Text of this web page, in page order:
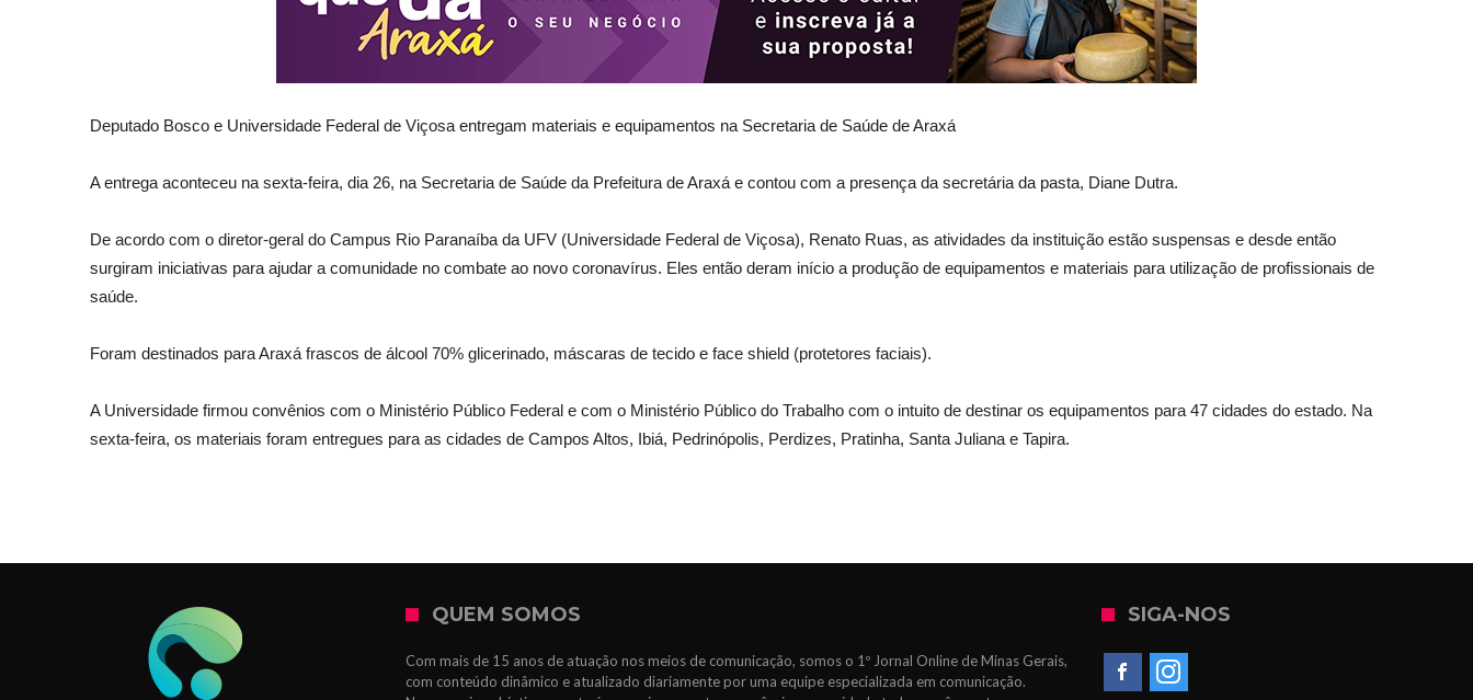
Deputado Bosco e Universidade Federal de Viçosa entregam materiais e equipamentos na Secretaria de Saúde de Araxá
A entrega aconteceu na sexta-feira, dia 26, na Secretaria de Saúde da Prefeitura de Araxá e contou com a presença da secretária da pasta, Diane Dutra.
De acordo com o diretor-geral do Campus Rio Paranaíba da UFV (Universidade Federal de Viçosa), Renato Ruas, as atividades da instituição estão suspensas e desde então
surgiram iniciativas para ajudar a comunidade no combate ao novo coronavírus. Eles então deram início a produção de equipamentos e materiais para utilização de profissionais de
saúde.
Foram destinados para Araxá frascos de álcool 70% glicerinado, máscaras de tecido e face shield (protetores faciais).
A Universidade firmou convênios com o Ministério Público Federal e com o Ministério Público do Trabalho com o intuito de destinar os equipamentos para 47 cidades do estado. Na
sexta-feira, os materiais foram entregues para as cidades de Campos Altos, Ibiá, Pedrinópolis, Perdizes, Pratinha, Santa Juliana e Tapira.
QUEM SOMOS
Com mais de 15 anos de atuação nos meios de comunicação, somos o 1º Jornal Online de Minas Gerais,
com conteúdo dinâmico e atualizado diariamente por uma equipe especializada em comunicação.
SIGA-NOS